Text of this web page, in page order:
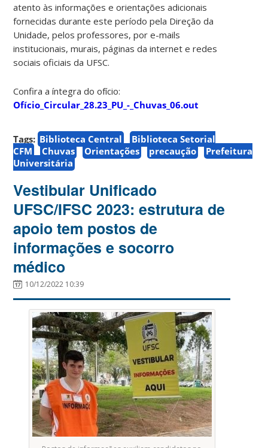
atento às informações e orientações adicionais
fornecidas durante este período pela Direção da
Unidade, pelos professores, por e-mails
institucionais, murais, páginas da internet e redes
sociais oficiais da UFSC.
Confira a íntegra do ofício:
Ofício_Circular_28.23_PU_-_Chuvas_06.out
Tags: Biblioteca Central
Biblioteca Setorial
CFM
Chuvas Orientações precaução
Prefeitura
Universitária
Vestibular Unificado
UFSC/IFSC 2023: estrutura de
apoio tem postos de
informações e socorro
médico
10/12/2022 10:39